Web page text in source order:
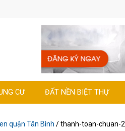
CƯ ĐẤT NỀN BIỆT THỰ
quận Tân Bình /thanh-toan-chuan-2